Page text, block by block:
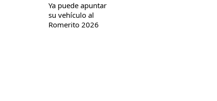
Ya puede apuntar
su vehículo al
Romerito 2026